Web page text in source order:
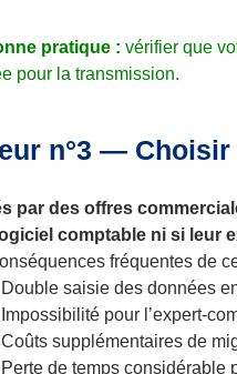
pratique : vérifier que
pour la transmission.
n°3 —
par des offres
comptable ni si leur
fréquentes de
Double saisie des données
Impossibilité pour l’expert-
Coûts supplémentaires de
Perte de temps considérable